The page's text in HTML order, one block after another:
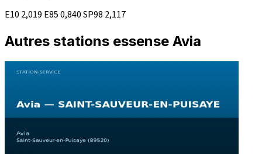
E10 2,019 E850,840SP98 2,117
Autres stations essense Avia